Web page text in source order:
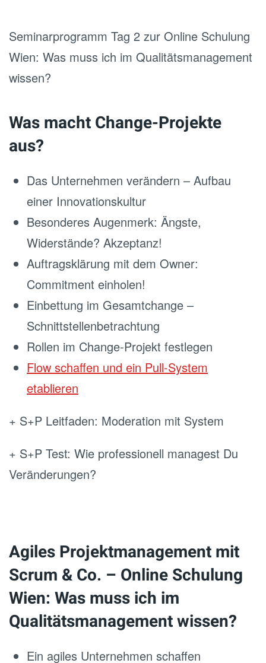
Seminarprogramm Tag 2 zur Online Schulung
Wien: Was muss ich im Qualitätsmanagement
wissen?
Was macht Change-Projekte
aus?
Das Unternehmen verändern – Aufbau
einer Innovationskultur
Besonderes Augenmerk: Ängste,
Widerstände? Akzeptanz!
Auftragsklärung mit dem Owner:
Commitment einholen!
Einbettung im Gesamtchange –
Schnittstellenbetrachtung
Rollen im Change-Projekt festlegen
Flow schaffen und ein Pull-System
etablieren
+ S+P Leitfaden: Moderation mit System
+ S+P Test: Wie professionell managest Du
Veränderungen?
Agiles Projektmanagement mit
Scrum & Co. – Online Schulung
Wien: Was muss ich im
Qualitätsmanagement wissen?
Ein agiles Unternehmen schaffen